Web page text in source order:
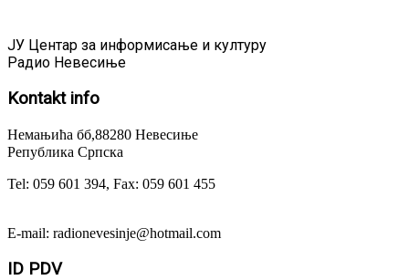
ЈУ Центар за информисање и културу
Радио Невесиње
Kontaktinfo
Немањића бб,88280 Невесиње
Република Српска
Tel: 059 601 394, Fax: 059 601 455
E-mail: radionevesinje@hotmail.com
ID PDV